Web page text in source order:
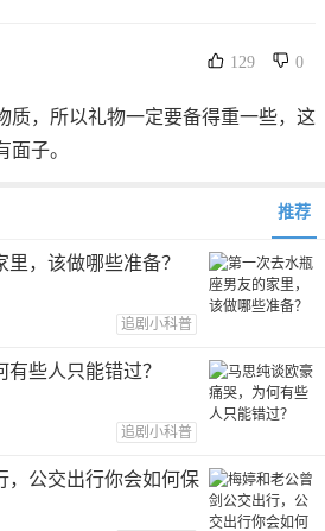
129 0
质，所以礼物一定要备得重一些，这
子。
推荐
，该做哪些准备？
追剧小科普
些人只能错过？
追剧小科普
，公交出行你会如何保